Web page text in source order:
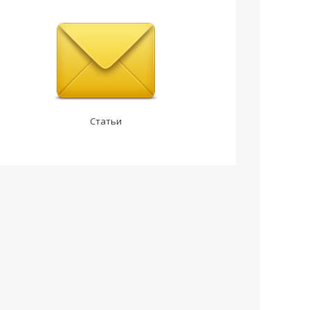
Статьи